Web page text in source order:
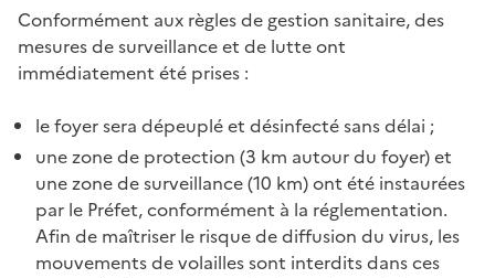
Conformément aux règles de gestion sanitaire, des
mesures de surveillance et de lutte ont
immédiatement été prises :
le foyer sera dépeuplé et désinfecté sans délai ;
une zone de protection (3 km autour du foyer) et
une zone de surveillance (10 km) ont été instaurées
par le Préfet, conformément à la réglementation.
Afin de maîtriser le risque de diffusion du virus, les
mouvements de volailles sont interdits dans ces